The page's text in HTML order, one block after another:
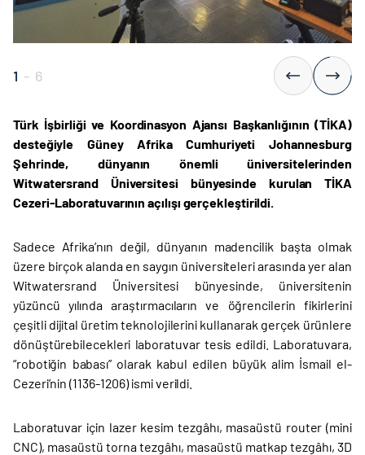
1 - 6
Türk İşbirliği ve Koordinasyon Ajansı Başkanlığının (TİKA)
desteğiyle Güney Afrika Cumhuriyeti Johannesburg
Şehrinde, dünyanın önemli üniversitelerinden
Witwatersrand Üniversitesi bünyesinde kurulan TİKA
Cezeri-Laboratuvarının açılışı gerçekleştirildi.
Sadece Afrika’nın değil, dünyanın madencilik başta olmak
üzere birçok alanda en saygın üniversiteleri arasında yer alan
Witwatersrand Üniversitesi bünyesinde, üniversitenin
yüzüncü yılında araştırmacıların ve öğrencilerin fikirlerini
çeşitli dijital üretim teknolojilerini kullanarak gerçek ürünlere
dönüştürebilecekleri laboratuvar tesis edildi. Laboratuvara,
“robotiğin babası” olarak kabul edilen büyük alim İsmail el-
Cezeri’nin (1136-1206) ismi verildi.
Laboratuvar için lazer kesim tezgâhı, masaüstü router (mini
CNC), masaüstü torna tezgâhı, masaüstü matkap tezgâhı, 3D